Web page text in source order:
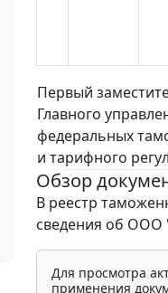
Первый
Главного
федеральных
и тарифного
Обзор
В реестр
сведения об ООО
Для просмотра
применения